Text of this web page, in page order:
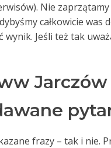
Nie zaprzątamy
całkowicie was
Jeśli też tak
Jarczów
frazy – tak i nie.